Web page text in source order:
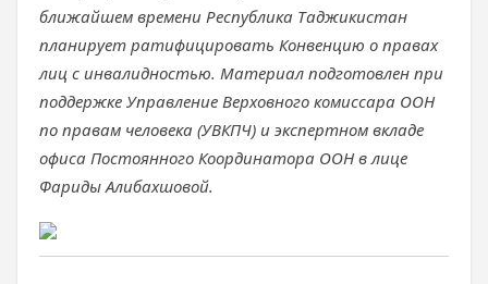
ближайшем времени Республика Таджикистан
планирует ратифицировать Конвенцию о правах
лиц с инвалидностью. Материал подготовлен при
поддержке Управление Верховного комиссара ООН
по правам человека (УВКПЧ) и экспертном вкладе
офиса Постоянного Координатора ООН в лице
Фариды Алибахшовой.